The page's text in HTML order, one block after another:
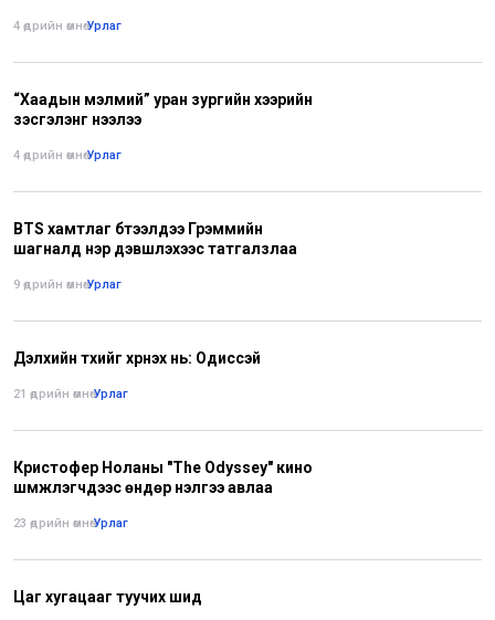
4 өдрийн өмнө•Урлаг
“Хаадын мэлмий” уран зургийн хээрийн
үзэсгэлэнг нээлээ
4 өдрийн өмнө•Урлаг
BTS хамтлаг бүтээлүүдээ Грэммийн
шагналд нэр дэвшүүлэхээс татгалзлаа
9 өдрийн өмнө•Урлаг
Дэлхийн түүхийг хүүрнэх нь: Одиссэй
21 өдрийн өмнө•Урлаг
Кристофер Ноланы "The Odyssey" кино
шүүмжлэгчдээс өндөр үнэлгээ авлаа
23 өдрийн өмнө•Урлаг
Цаг хугацааг туучих шид